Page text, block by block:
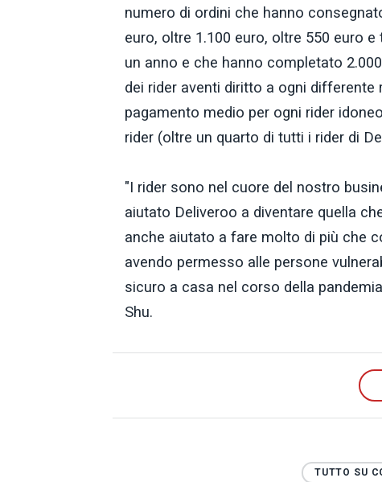
numero di ordini che hanno
euro, oltre 1.100 euro, oltre 550 euro
un anno e che hanno completato
dei rider aventi diritto a ogni
pagamento medio per ogni rider
rider (oltre un quarto di tutti i rider di
"I rider sono nel cuore del nostro
aiutato Deliveroo a diventare quella
anche aiutato a fare molto di più che
avendo permesso alle persone
sicuro a casa nel corso della
Shu.
TUTTO SU